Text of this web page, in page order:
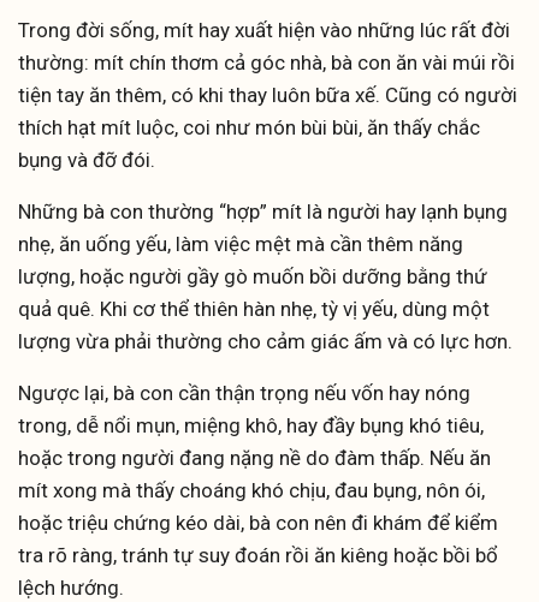
Trong đời sống, mít hay xuất hiện vào những lúc rất đời
thường: mít chín thơm cả góc nhà, bà con ăn vài múi rồi
tiện tay ăn thêm, có khi thay luôn bữa xế. Cũng có người
thích hạt mít luộc, coi như món bùi bùi, ăn thấy chắc
bụng và đỡ đói.
Những bà con thường “hợp” mít là người hay lạnh bụng
nhẹ, ăn uống yếu, làm việc mệt mà cần thêm năng
lượng, hoặc người gầy gò muốn bồi dưỡng bằng thứ
quả quê. Khi cơ thể thiên hàn nhẹ, tỳ vị yếu, dùng một
lượng vừa phải thường cho cảm giác ấm và có lực hơn.
Ngược lại, bà con cần thận trọng nếu vốn hay nóng
trong, dễ nổi mụn, miệng khô, hay đầy bụng khó tiêu,
hoặc trong người đang nặng nề do đàm thấp. Nếu ăn
mít xong mà thấy choáng khó chịu, đau bụng, nôn ói,
hoặc triệu chứng kéo dài, bà con nên đi khám để kiểm
tra rõ ràng, tránh tự suy đoán rồi ăn kiêng hoặc bồi bổ
lệch hướng.